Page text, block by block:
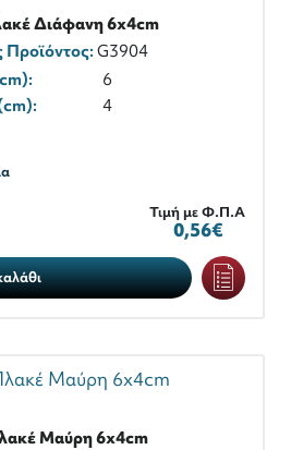
Διάφανη 6x4cm
Προϊόντος:G3904
6
4
Τιμή με Φ.Π.Α
0,56€
Μαύρη 6x4cm